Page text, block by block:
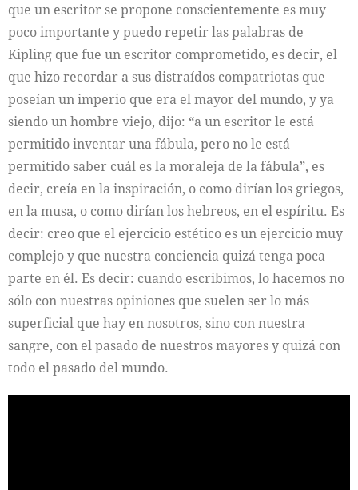
que un escritor se propone conscientemente es muy
poco importante y puedo repetir las palabras de
Kipling que fue un escritor comprometido, es decir, el
que hizo recordar a sus distraídos compatriotas que
poseían un imperio que era el mayor del mundo, y ya
siendo un hombre viejo, dijo: “a un escritor le está
permitido inventar una fábula, pero no le está
permitido saber cuál es la moraleja de la fábula”, es
decir, creía en la inspiración, o como dirían los griegos,
en la musa, o como dirían los hebreos, en el espíritu. Es
decir: creo que el ejercicio estético es un ejercicio muy
complejo y que nuestra conciencia quizá tenga poca
parte en él. Es decir: cuando escribimos, lo hacemos no
sólo con nuestras opiniones que suelen ser lo más
superficial que hay en nosotros, sino con nuestra
sangre, con el pasado de nuestros mayores y quizá con
todo el pasado del mundo.